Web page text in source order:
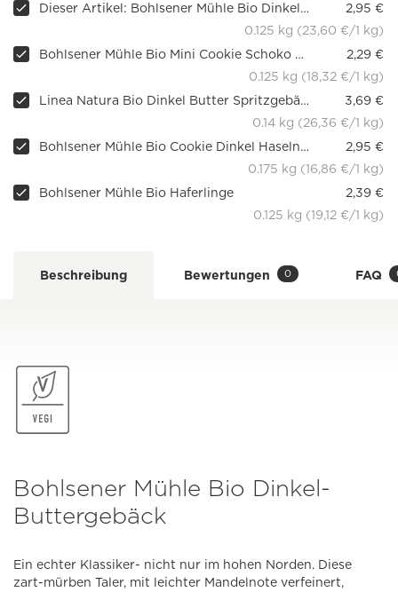
Dieser Artikel: Bohlsener Mühle Bio Dinkel-Buttergebäck
2,95 €
0.125 kg (23,60 €/1 kg)
Bohlsener Mühle Bio Mini Cookie Schoko Orange
2,29 €
0.125 kg (18,32 €/1 kg)
Linea Natura Bio Dinkel Butter Spritzgebäck
3,69 €
0.14 kg (26,36 €/1 kg)
Bohlsener Mühle Bio Cookie Dinkel Haselnuss
2,95 €
0.175 kg (16,86 €/1 kg)
Bohlsener Mühle Bio Haferlinge
2,39 €
0.125 kg (19,12 €/1 kg)
Beschreibung Bewertungen 0 FAQ
Bohlsener Mühle Bio Dinkel-
Buttergebäck
Ein echter Klassiker- nicht nur im hohen Norden. Diese
zart-mürben Taler, mit leichter Mandelnote verfeinert,